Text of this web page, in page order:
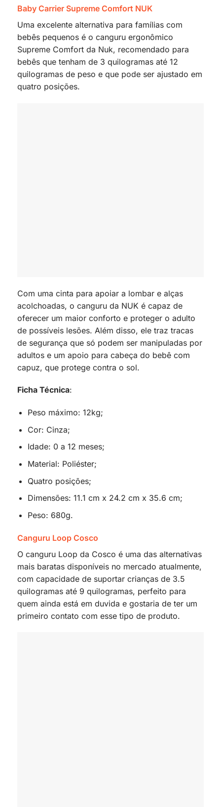
Baby Carrier Supreme Comfort NUK
Uma excelente alternativa para famílias com
bebês pequenos é o canguru ergonômico
Supreme Comfort da Nuk, recomendado para
bebês que tenham de 3 quilogramas até 12
quilogramas de peso e que pode ser ajustado em
quatro posições.
Com uma cinta para apoiar a lombar e alças
acolchoadas, o canguru da NUK é capaz de
oferecer um maior conforto e proteger o adulto
de possíveis lesões. Além disso, ele traz tracas
de segurança que só podem ser manipuladas por
adultos e um apoio para cabeça do bebê com
capuz, que protege contra o sol.
Ficha Técnica:
Peso máximo: 12kg;
Cor: Cinza;
Idade: 0 a 12 meses;
Material: Poliéster;
Quatro posições;
Dimensões: 11.1 cm x 24.2 cm x 35.6 cm;
Peso: 680g.
Canguru Loop Cosco
O canguru Loop da Cosco é uma das alternativas
mais baratas disponíveis no mercado atualmente,
com capacidade de suportar crianças de 3.5
quilogramas até 9 quilogramas, perfeito para
quem ainda está em duvida e gostaria de ter um
primeiro contato com esse tipo de produto.